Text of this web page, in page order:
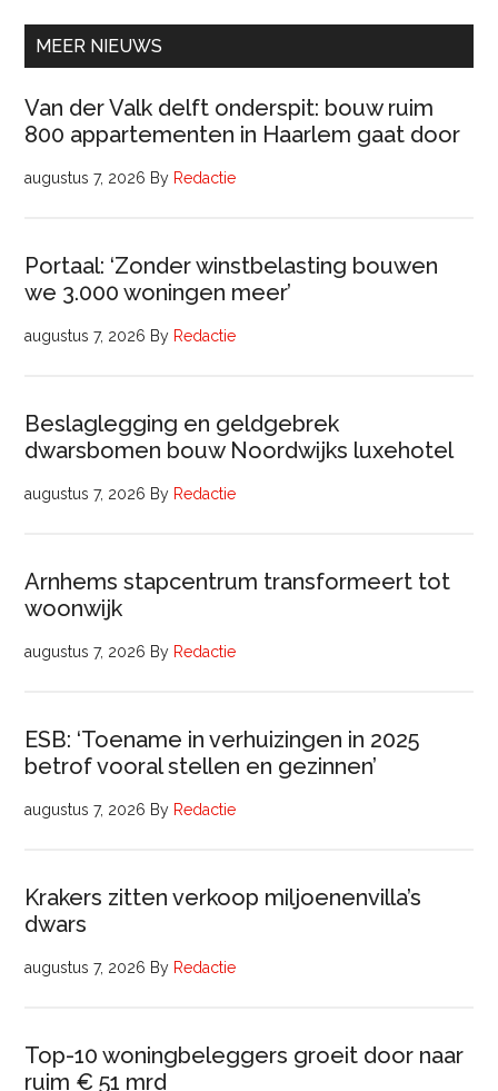
uur)
MEER NIEUWS
Van der Valk delft onderspit: bouw ruim
800 appartementen in Haarlem gaat door
augustus 7, 2026 By Redactie
Portaal: ‘Zonder winstbelasting bouwen
we 3.000 woningen meer’
augustus 7, 2026 By Redactie
Beslaglegging en geldgebrek
dwarsbomen bouw Noordwijks luxehotel
augustus 7, 2026 By Redactie
Arnhems stapcentrum transformeert tot
woonwijk
augustus 7, 2026 By Redactie
ESB: ‘Toename in verhuizingen in 2025
betrof vooral stellen en gezinnen’
augustus 7, 2026 By Redactie
Krakers zitten verkoop miljoenenvilla’s
dwars
augustus 7, 2026 By Redactie
Top-10 woningbeleggers groeit door naar
ruim € 51 mrd